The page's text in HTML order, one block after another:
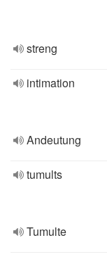
streng
intimation
Andeutung
tumults
Tumulte